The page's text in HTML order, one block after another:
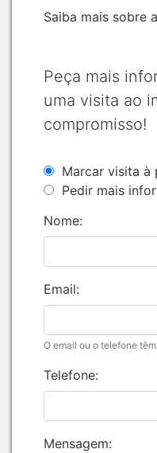
Saiba mais sobre a
Peça mais
uma visita ao
compromisso!
Marcar visita à
Pedir mais
Nome:
Email:
O email ou o telefone
Telefone:
Mensagem: